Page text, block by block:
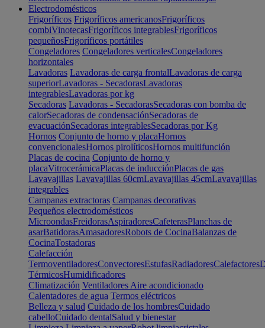
Electrodomésticos
Frigoríficos Frigoríficos americanosFrigoríficos
combiVinotecasFrigoríficos integrablesFrigoríficos
pequeñosFrigoríficos portátiles
Congeladores Congeladores verticalesCongeladores
horizontales
Lavadoras Lavadoras de carga frontalLavadoras de carga
superiorLavadoras - SecadorasLavadoras
integrablesLavadoras por kg
Secadoras Lavadoras - SecadorasSecadoras con bomba de
calorSecadoras de condensaciónSecadoras de
evacuaciónSecadoras integrablesSecadoras por Kg
Hornos Conjunto de horno y placaHornos
convencionalesHornos pirolíticosHornos multifunción
Placas de cocina Conjunto de horno y
placaVitrocerámicaPlacas de inducciónPlacas de gas
Lavavajillas Lavavajillas 60cmLavavajillas 45cmLavavajillas
integrables
Campanas extractoras Campanas decorativas
Pequeños electrodomésticos
MicroondasFreidorasAspiradoresCafeterasPlanchas de
asarBatidorasAmasadoresRobots de CocinaBalanzas de
CocinaTostadoras
Calefacción
TermoventiladoresConvectoresEstufasRadiadoresCalefactores
TérmicosHumidificadores
Climatización Ventiladores Aire acondicionado
Calentadores de agua Termos eléctricos
Belleza y salud Cuidado de los hombresCuidado
cabelloCuidado dentalSalud y bienestar